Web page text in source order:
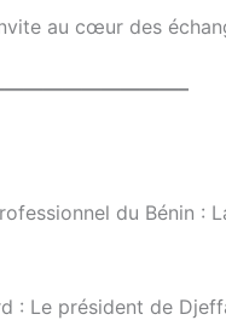
au cœur des
du Bénin :
: Le président de